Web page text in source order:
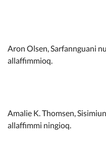
Aron Olsen, Sarfannguani
allaffimmioq.
Amalie K. Thomsen,
allaffimmi ningioq.